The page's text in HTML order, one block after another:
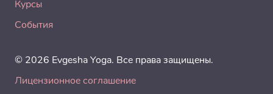
Курсы
События
© 2026 Evgesha Yoga. Все права защищены.
Лицензионное соглашение